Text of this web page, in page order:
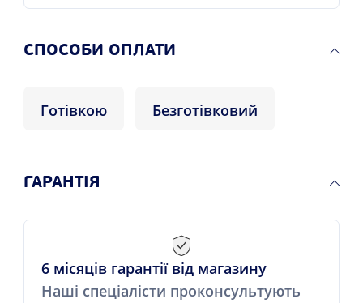
СПОСОБИ ОПЛАТИ
Готівкою Безготівковий
ГАРАНТІЯ
6 місяців гарантії від магазину
Наші спеціалісти проконсультують